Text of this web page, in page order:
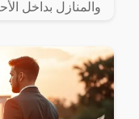
والمنازل بداخل